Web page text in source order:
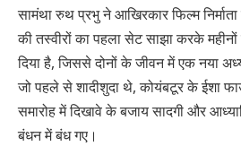
सामंथा रुथ प्रभु ने आखिरकार फिल्म
की तस्वीरों का पहला सेट साझा करके
दिया है, जिससे दोनों के जीवन में एक नया
जो पहले से शादीशुदा थे, कोयंबटूर के ईशा
समारोह में दिखावे के बजाय सादगी और
बंधन में बंध गए।